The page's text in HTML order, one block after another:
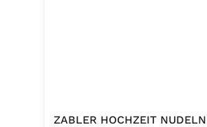
ZABLER HOCHZEIT NUDELN